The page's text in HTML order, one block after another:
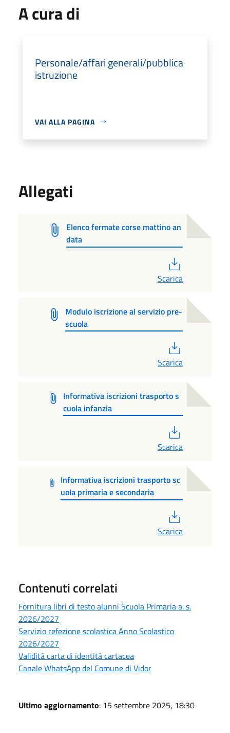
A cura di
Personale/affari generali/pubblica
istruzione
VAI ALLA PAGINA
Allegati
Elenco fermate corse mattino an
data
Scarica
Modulo iscrizione al servizio pre-
scuola
Scarica
Informativa iscrizioni trasporto s
cuola infanzia
Scarica
Informativa iscrizioni trasporto sc
uola primaria e secondaria
Scarica
Contenuti correlati
Fornitura libri di testo alunni Scuola Primaria a. s.
2026/2027
Servizio refezione scolastica Anno Scolastico
2026/2027
Validità carta di identità cartacea
Canale WhatsApp del Comune di Vidor
Ultimo aggiornamento: 15 settembre 2025, 18:30